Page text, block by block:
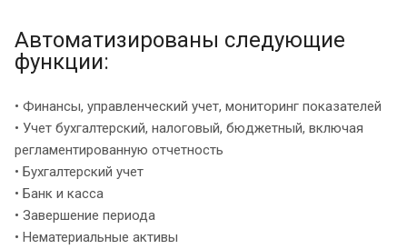
Автоматизированы следующие
функции:
• Финансы, управленческий учет, мониторинг показателей
• Учет бухгалтерский, налоговый, бюджетный, включая
регламентированную отчетность
• Бухгалтерский учет
• Банк и касса
• Завершение периода
• Нематериальные активы